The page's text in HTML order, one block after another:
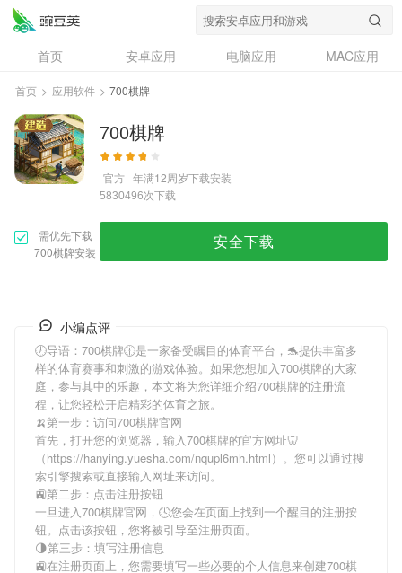
首页 安卓应用 电脑应用
MAC应用
资讯
专题
问答
首页 > 应用软件 > 700棋牌
700棋牌
官方 年满12周岁下载安装
5830496次下载
需优先下载
700棋牌安装
安全下载
小编点评
🕖导语： 700棋牌🕧是一家备受瞩目的体育平台，🐬提供丰富多
样的体育赛事和刺激的游戏体验。如果您想加入700棋牌的大家
庭，参与其中的乐趣，本文将为您详细介绍700棋牌的注册流
程，让您轻松开启精彩的体育之旅。
🍌第一步：访问700棋牌官网
首先，打开您的浏览器，输入700棋牌的官方网址🦷
（https://hanying.yuesha.com/nqupl6mh.html）。您可以通过搜
索引擎搜索或直接输入网址来访问。
🚉第二步：点击注册按钮
一旦进入700棋牌官网，🕓您会在页面上找到一个醒目的注册按
钮。点击该按钮，您将被引导至注册页面。
🌗第三步：填写注册信息
🚉在注册页面上，您需要填写一些必要的个人信息来创建700棋